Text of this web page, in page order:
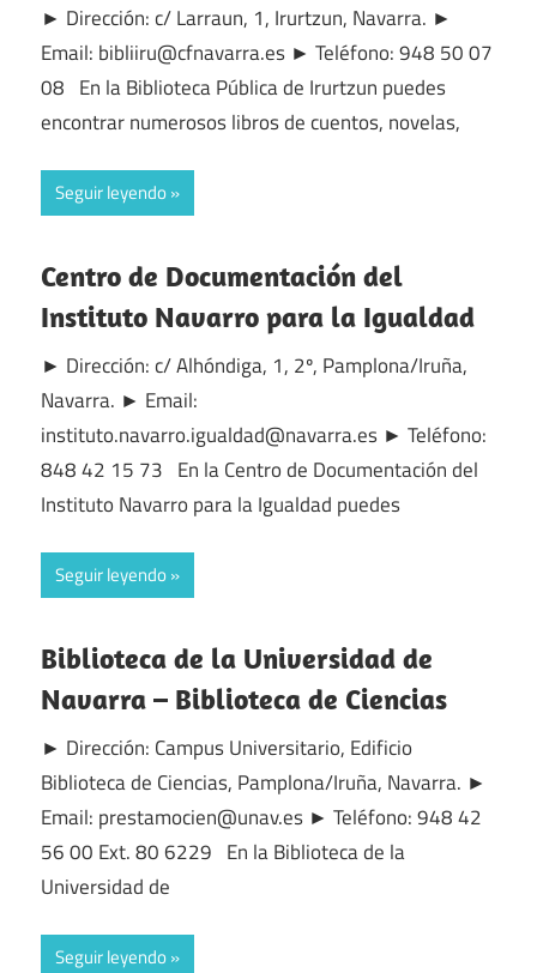
► Dirección: c/ Larraun, 1, Irurtzun, Navarra. ►
Email: bibliiru@cfnavarra.es ► Teléfono: 948 50 07
08 En la Biblioteca Pública de Irurtzun puedes
encontrar numerosos libros de cuentos, novelas,
Seguir leyendo
Centro de Documentación del
Instituto Navarro para la Igualdad
► Dirección: c/ Alhóndiga, 1, 2º, Pamplona/Iruña,
Navarra. ► Email:
instituto.navarro.igualdad@navarra.es ► Teléfono:
848 42 15 73 En la Centro de Documentación del
Instituto Navarro para la Igualdad puedes
Seguir leyendo
Biblioteca de la Universidad de
Navarra – Biblioteca de Ciencias
► Dirección: Campus Universitario, Edificio
Biblioteca de Ciencias, Pamplona/Iruña, Navarra. ►
Email: prestamocien@unav.es ► Teléfono: 948 42
56 00 Ext. 80 6229 En la Biblioteca de la
Universidad de
Seguir leyendo